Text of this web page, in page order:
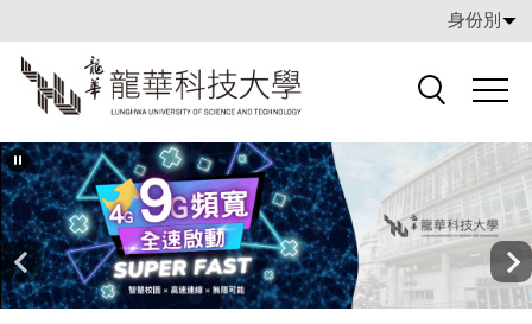
到
主
容
區
身份別